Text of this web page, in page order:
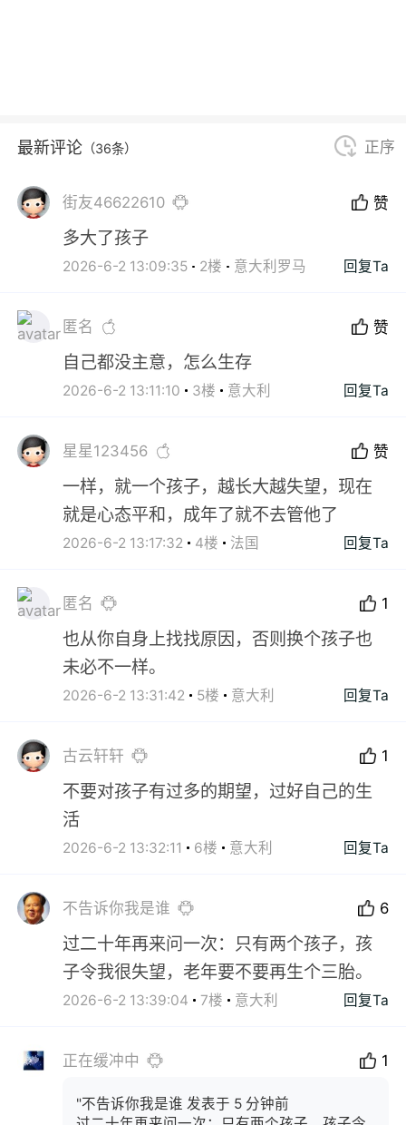
最新评论 （36条） 正序
街友46622610 赞
多大了孩子
2026-6-2 13:09:35 2楼 意大利罗马 回复Ta
匿名 赞
自己都没主意，怎么生存
2026-6-2 13:11:10 3楼 意大利 回复Ta
星星123456 赞
一样，就一个孩子，越长大越失望，现在
就是心态平和，成年了就不去管他了
2026-6-2 13:17:32 4楼 法国 回复Ta
匿名 1
也从你自身上找找原因，否则换个孩子也
未必不一样。
2026-6-2 13:31:42 5楼 意大利 回复Ta
古云轩轩 1
不要对孩子有过多的期望，过好自己的生
活
2026-6-2 13:32:11 6楼 意大利 回复Ta
不告诉你我是谁 6
过二十年再来问一次：只有两个孩子，孩
子令我很失望，老年要不要再生个三胎。
2026-6-2 13:39:04 7楼 意大利 回复Ta
正在缓冲中 1
"不告诉你我是谁 发表于 5 分钟前